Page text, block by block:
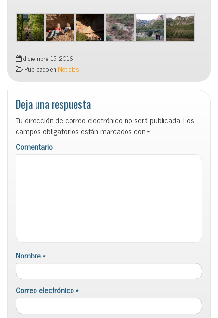
diciembre 15, 2016
Publicado en Noticies
Deja una respuesta
Tu dirección de correo electrónico no será publicada. Los
campos obligatorios están marcados con*
Comentario
Nombre*
Correo electrónico*